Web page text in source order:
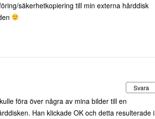
säkerhetkopiering till min externa hårddisk
Svara
föra över några av mina bilder till en
Han klickade OK och detta resulterade i